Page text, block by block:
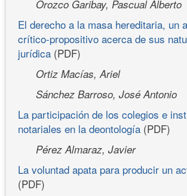
Orozco Garibay, Pascual Alberto
El derecho a la masa hereditaria, un
crítico-propositivo acerca de sus
jurídica (PDF)
Ortiz Macías, Ariel
Sánchez Barroso, José Antonio
La participación de los colegios e
notariales en la deontología (PDF)
Pérez Almaraz, Javier
La voluntad apata para producir un
(PDF)